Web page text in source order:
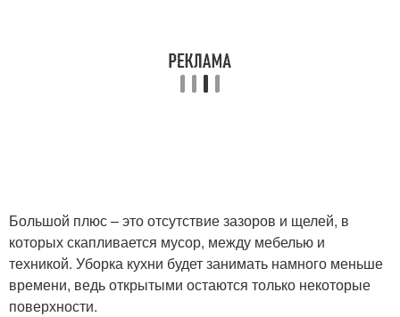
Большой плюс – это отсутствие зазоров и щелей, в
которых скапливается мусор, между мебелью и
техникой. Уборка кухни будет занимать намного меньше
времени, ведь открытыми остаются только некоторые
поверхности.